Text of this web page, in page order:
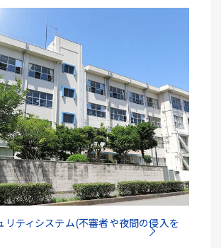
リティシステム(不審者や夜間の侵入を